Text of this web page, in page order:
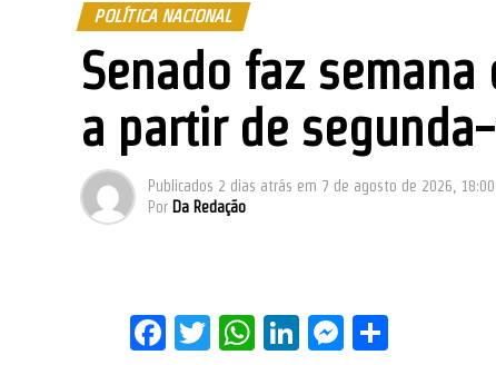
POLÍTICA NACIONAL
Senado faz
a partir de
Publicados 2 dias atrás em 7 de agosto de 2026, 18:00
Por Da Redação
Facebook
Twitter
WhatsApp
LinkedIn
Messenger